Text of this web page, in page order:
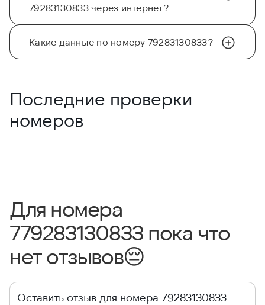
79283130833 через интернет?
Какие данные по номеру 79283130833?
Последние проверки
номеров
Для номера
779283130833 пока что
нет отзывов😔
Оставить отзыв для номера 79283130833